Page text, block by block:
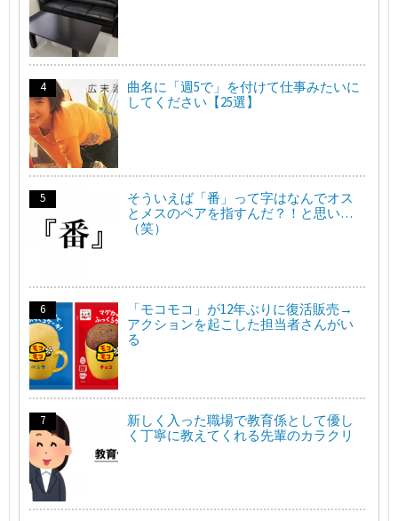
曲名に「週5で」を付けて仕事みたいに
してください【25選】
そういえば「番」って字はなんでオス
とメスのペアを指すんだ？！と思い…
（笑）
「モコモコ」が12年ぶりに復活販売→
アクションを起こした担当者さんがい
る
新しく入った職場で教育係として優し
く丁寧に教えてくれる先輩のカラクリ